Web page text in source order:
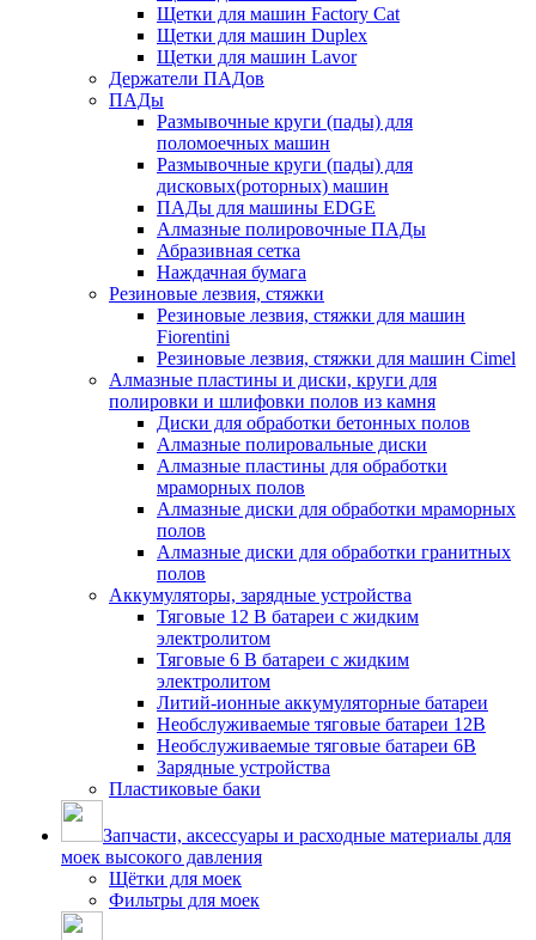
Щетки для машин Factory Cat
Щетки для машин Duplex
Щетки для машин Lavor
Держатели ПАДов
ПАДы
Размывочные круги (пады) для
поломоечных машин
Размывочные круги (пады) для
дисковых(роторных) машин
ПАДы для машины EDGE
Алмазные полировочные ПАДы
Абразивная сетка
Наждачная бумага
Резиновые лезвия, стяжки
Резиновые лезвия, стяжки для машин
Fiorentini
Резиновые лезвия, стяжки для машин Cimel
Алмазные пластины и диски, круги для
полировки и шлифовки полов из камня
Диски для обработки бетонных полов
Алмазные полировальные диски
Алмазные пластины для обработки
мраморных полов
Алмазные диски для обработки мраморных
полов
Алмазные диски для обработки гранитных
полов
Аккумуляторы, зарядные устройства
Тяговые 12 В батареи с жидким
электролитом
Тяговые 6 В батареи с жидким
электролитом
Литий-ионные аккумуляторные батареи
Необслуживаемые тяговые батареи 12В
Необслуживаемые тяговые батареи 6В
Зарядные устройства
Пластиковые баки
Запчасти, аксессуары и расходные материалы для
моек высокого давления
Щётки для моек
Фильтры для моек